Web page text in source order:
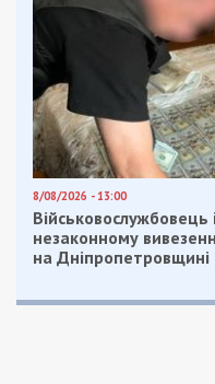
8/08/2026 - 13:00
Військовослужбовець
незаконному
на Дніпропетровщині